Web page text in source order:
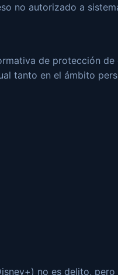
no autorizado a
de protección de
tanto en el ámbito
no es delito,